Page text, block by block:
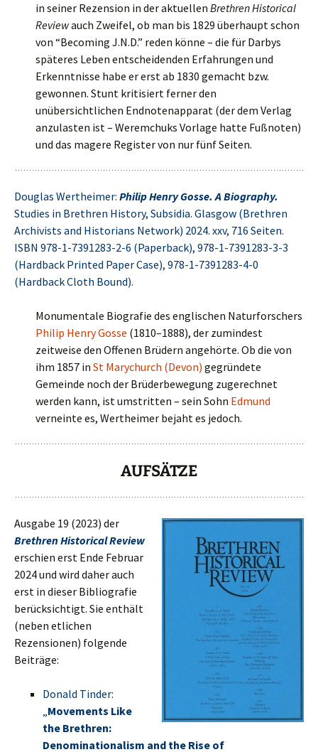
in seiner Rezension in der aktuellen Brethren Historical
Reviewauch Zweifel, ob man bis 1829 überhaupt schon
von “Becoming J.N.D.” reden könne – die für Darbys
späteres Leben entscheidenden Erfahrungen und
Erkenntnisse habe er erst ab 1830 gemacht bzw.
gewonnen. Stunt kritisiert ferner den
unübersichtlichen Endnotenapparat (der dem Verlag
anzulasten ist – Weremchuks Vorlage hatte Fußnoten)
und das magere Register von nur fünf Seiten.
Douglas Wertheimer: Philip Henry Gosse. A Biography.
Studies in Brethren History, Subsidia. Glasgow (Brethren
Archivists and Historians Network) 2024. xxv, 716 Seiten.
ISBN 978-1-7391283-2-6 (Paperback), 978-1-7391283-3-3
(Hardback Printed Paper Case), 978-1-7391283-4-0
(Hardback Cloth Bound).
Monumentale Biografie des englischen Naturforschers
Philip Henry Gosse (1810–1888), der zumindest
zeitweise den Offenen Brüdern angehörte. Ob die von
ihm 1857 in St Marychurch (Devon) gegründete
Gemeinde noch der Brüderbewegung zugerechnet
werden kann, ist umstritten – sein Sohn Edmund
verneinte es, Wertheimer bejaht es jedoch.
AUFSÄTZE
Ausgabe 19 (2023) der
Brethren Historical Review
erschien erst Ende Februar
2024 und wird daher auch
erst in dieser Bibliografie
berücksichtigt. Sie enthält
(neben etlichen
Rezensionen) folgende
Beiträge:
Donald Tinder:
„Movements Like
the Brethren:
Denominationalism and the Rise of